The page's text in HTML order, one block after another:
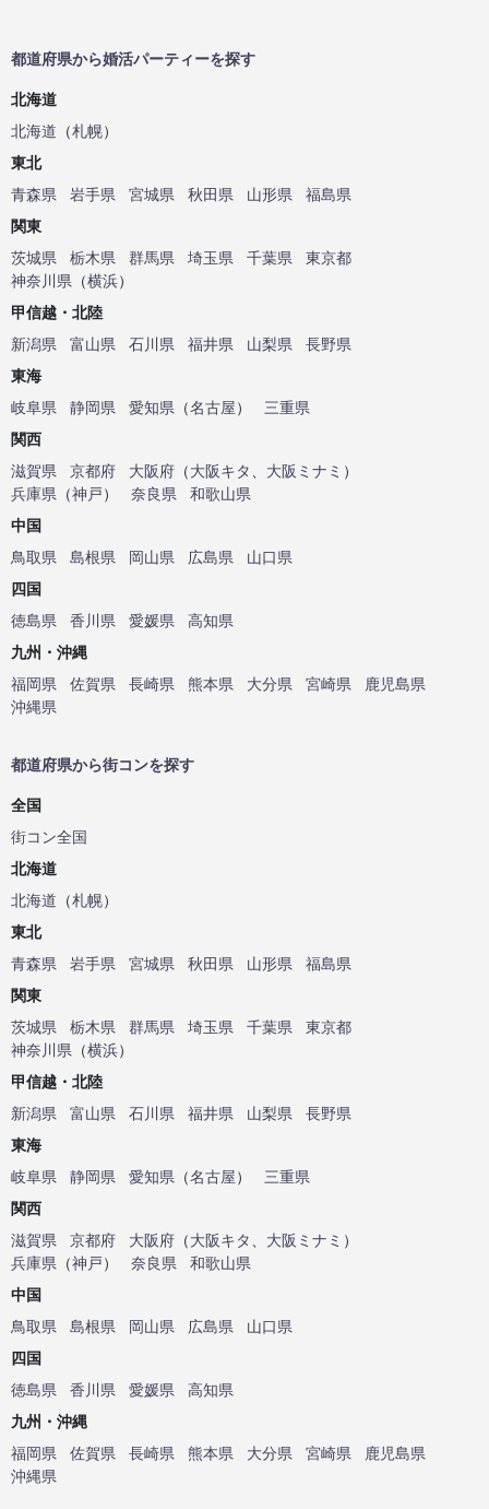
都道府県から婚活パーティーを探す
北海道
北海道 （札幌）
東北
青森県
岩手県 宮城県 秋田県 山形県
福島県
関東
茨城県
栃木県 群馬県 埼玉県 千葉県
東京都
神奈川県 （横浜）
甲信越・北陸
新潟県
富山県 石川県 福井県 山梨県
長野県
東海
岐阜県
静岡県 愛知県 （名古屋）
三重県
関西
滋賀県
京都府 大阪府 （大阪キタ 大阪ミナミ ）
兵庫県 （神戸） 奈良県
和歌山県
中国
鳥取県
島根県 岡山県 広島県
山口県
四国
徳島県
香川県 愛媛県
高知県
九州・沖縄
福岡県
佐賀県 長崎県 熊本県 大分県 宮崎県
鹿児島県
沖縄県
都道府県から街コンを探す
全国
街コン全国
北海道
北海道 （札幌）
東北
青森県
岩手県 宮城県 秋田県 山形県
福島県
関東
茨城県
栃木県 群馬県 埼玉県 千葉県
東京都
神奈川県 （横浜）
甲信越・北陸
新潟県
富山県 石川県 福井県 山梨県
長野県
東海
岐阜県
静岡県 愛知県 （名古屋）
三重県
関西
滋賀県
京都府 大阪府 （大阪キタ 大阪ミナミ ）
兵庫県 （神戸） 奈良県
和歌山県
中国
鳥取県
島根県 岡山県 広島県
山口県
四国
徳島県
香川県 愛媛県
高知県
九州・沖縄
福岡県
佐賀県 長崎県 熊本県 大分県 宮崎県
鹿児島県
沖縄県